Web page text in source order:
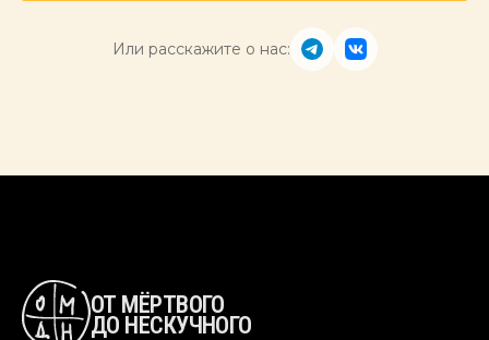
Или расскажите о нас:
ОТ МЁРТВОГО
ДО НЕСКУЧНОГО